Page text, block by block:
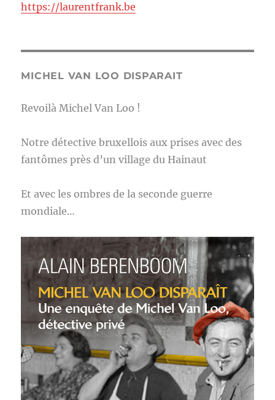
https://laurentfrank.be
MICHEL VAN LOO DISPARAIT
Revoilà Michel Van Loo !
Notre détective bruxellois aux prises avec des
fantômes près d’un village du Hainaut
Et avec les ombres de la seconde guerre
mondiale…